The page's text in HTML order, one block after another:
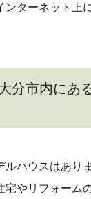
ンターネット上
分市内にあ
ルハウスはあり
宅やリフォーム